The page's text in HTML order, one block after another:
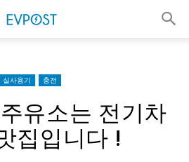
실사용기 충전
유소는 전기차
집입니다 !